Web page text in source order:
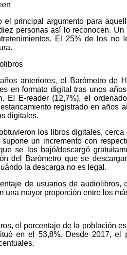
el principal argumento para
personas así lo reconocen. Un
El 25% de los no
anteriores, el Barómetro de
en formato digital tras unos
El E-reader (12,7%), el
registrado en años
digitales.
los libros digitales,
un incremento con
se los bajó/descargó
del Barómetro que se
la descarga no es legal.
de usuarios de
una mayor proporción entre los
el porcentaje de la población
en el 53,8%. Desde 2017, el